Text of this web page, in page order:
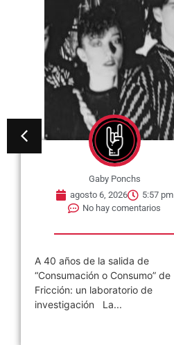
Gaby Ponchs
agosto 6, 2026
5:57 pm
No hay comentarios
A 40 años de la salida de
“Consumación o Consumo” de
Fricción: un laboratorio de
investigación La...